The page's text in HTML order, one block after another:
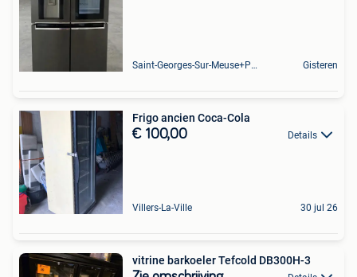
Saint-Georges-Sur-Meuse+Partie De Hermalle-Sous-Huy Gisteren
Frigo ancien Coca-Cola
€ 100,00 Details
Villers-La-Ville 30 jul 26
vitrine barkoeler Tefcold DB300H-3